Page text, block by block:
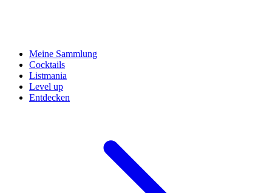
Meine Sammlung
Cocktails
Listmania
Level up
Entdecken